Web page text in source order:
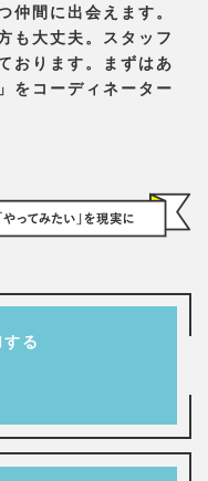
仲間に出会えます。
も大丈夫。スタッフ
おります。まずはあ
をコーディネーター
る